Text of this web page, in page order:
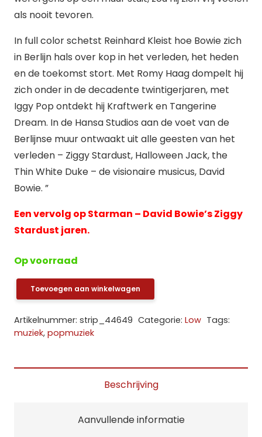
als nooit tevoren.
In full color schetst Reinhard Kleist hoe Bowie zich
in Berlijn hals over kop in het verleden, het heden
en de toekomst stort. Met Romy Haag dompelt hij
zich onder in de decadente twintigerjaren, met
Iggy Pop ontdekt hij Kraftwerk en Tangerine
Dream. In de Hansa Studios aan de voet van de
Berlijnse muur ontwaakt uit alle geesten van het
verleden – Ziggy Stardust, Halloween Jack, the
Thin White Duke – de visionaire musicus, David
Bowie. ”
Een vervolg op Starman – David Bowie’s Ziggy
Stardust jaren.
Op voorraad
Low
David
Toevoegen aan winkelwagen
Artikelnummer: strip_44649 Categorie: Low Tags:
muziek, popmuziek
Beschrijving
Aanvullende informatie